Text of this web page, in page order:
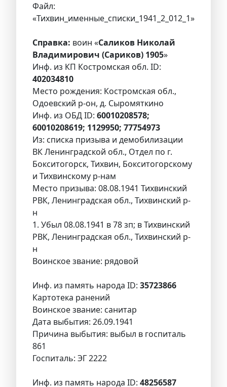
Файл:
«Тихвин_именные_списки_1941_2_012_1»
Справка: воин «Саликов Николай
Владимирович (Сариков) 1905»
Инф. из КП Костромская обл. ID:
402034810
Место рождения: Костромская обл.,
Одоевский р-он, д. Сыромяткино
Инф. из ОБД ID: 60010208578;
60010208619; 1129950; 77754973
Из: списка призыва и демобилизации
ВК Ленинградской обл., Отдел по г.
Бокситогорск, Тихвин, Бокситогорскому
и Тихвинскому р-нам
Место призыва: 08.08.1941 Тихвинский
РВК, Ленинградская обл., Тихвинский р-
н
1. Убыл 08.08.1941 в 78 зп; в Тихвинский
РВК, Ленинградская обл., Тихвинский р-
н
Воинское звание: рядовой
Инф. из память народа ID: 35723866
Картотека ранений
Воинское звание: санитар
Дата выбытия: 26.09.1941
Причина выбытия: выбыл в госпиталь
861
Госпиталь: ЭГ 2222
Инф. из память народа ID: 48256587